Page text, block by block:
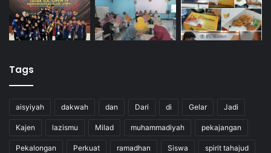
Tags
aisyiyah dakwah dan Dari di Gelar Jadi
Kajen lazismu Milad muhammadiyah pekajangan
Pekalongan Perkuat ramadhan Siswa spirit tahajud